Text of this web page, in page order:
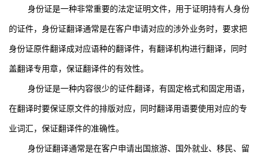
身份证是一种非常重要的法定证明文件，用于证明持有人身份
的证件，身份证翻译通常是在客户申请对应的涉外业务时，要求把
身份证原件翻译成对应语种的翻译件，有翻译机构进行翻译，同时
盖翻译专用章，保证翻译件的有效性。
身份证是一种内容很少的证件翻译，有固定格式和固定用语，
在翻译时要保证原文件的排版对应，同时翻译用语要使用对应的专
业词汇，保证翻译件的准确性。
身份证翻译通常是在客户申请出国旅游、国外就业、移民、留